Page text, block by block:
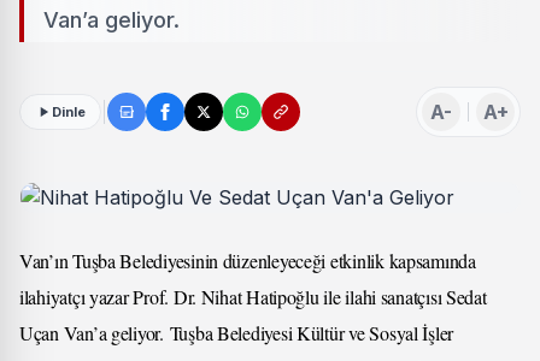
Van’a geliyor.
Dinle A- A+
Van’ın Tuşba Belediyesinin düzenleyeceği etkinlik kapsamında
ilahiyatçı yazar Prof. Dr. Nihat Hatipoğlu ile ilahi sanatçısı Sedat
Uçan Van’a geliyor. Tuşba Belediyesi Kültür ve Sosyal İşler